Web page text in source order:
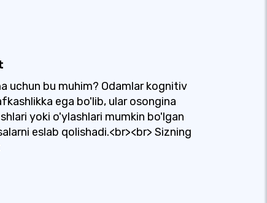
uchun bu muhim? Odamlar kognitiv
ega bo'lib, ular osongina
yoki o'ylashlari mumkin bo'lgan
eslab qolishadi.<br><br> Sizning